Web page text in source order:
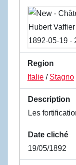
Region
Italie / Stagno
Description
Les
Date cliché
19/05/1892